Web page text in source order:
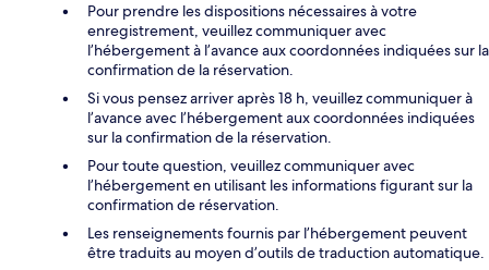
Pour prendre les dispositions nécessaires à votre
enregistrement, veuillez communiquer avec
l’hébergement à l’avance aux coordonnées indiquées sur la
confirmation de la réservation.
Si vous pensez arriver après 18 h, veuillez communiquer à
l’avance avec l’hébergement aux coordonnées indiquées
sur la confirmation de la réservation.
Pour toute question, veuillez communiquer avec
l’hébergement en utilisant les informations figurant sur la
confirmation de réservation.
Les renseignements fournis par l’hébergement peuvent
être traduits au moyen d’outils de traduction automatique.